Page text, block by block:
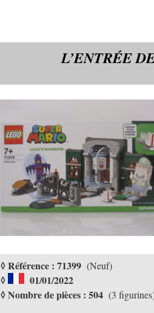
L’ENTRÉE
◊ Référence : 71399 (Neuf)
◊
01/01/2022
◊ Nombre de pièces : 504 (3